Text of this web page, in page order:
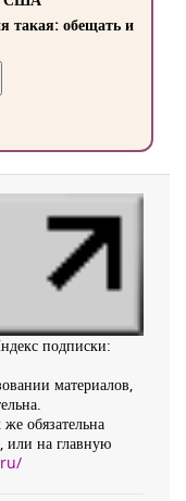
такая: обещать и
подписки:
материалов,
обязательна
или на главную